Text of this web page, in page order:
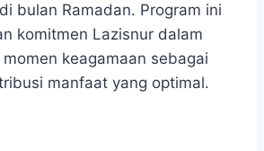
bulan Ramadan. Program ini
komitmen Lazisnur dalam
keagamaan sebagai
manfaat yang optimal.